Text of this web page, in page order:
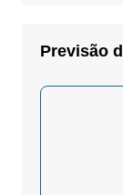
Previsão